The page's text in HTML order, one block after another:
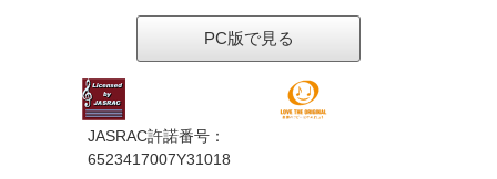
PC版で見る
JASRAC許諾番号：
6523417007Y31018